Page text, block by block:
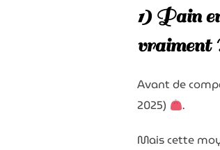
1) Pain
vraiment
Avant de
2025)
.
Mais cette